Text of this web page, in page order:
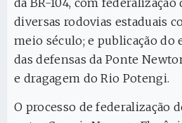
da BR-104, com federalização
diversas rodovias estaduais
meio século; e publicação do
das defensas da Ponte
e dragagem do Rio Potengi.
O processo de federalização